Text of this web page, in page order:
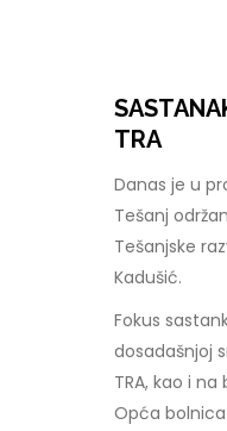
TRA
Danas je u
Tešanj
Tešanjske
Kadušić.
Fokus
dosadašnjoj
TRA, kao i
Opća